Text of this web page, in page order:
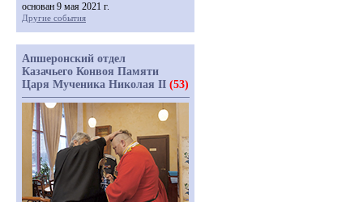
основан 9 мая 2021 г.
Другие события
Апшеронский отдел
Казачьего Конвоя Памяти
Царя Мученика Николая II (53)